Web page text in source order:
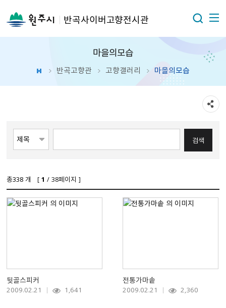
반곡사이버고향전시관
마을의모습
반곡고향관 고향갤러리 마을의모습
총338 개 [1 / 38페이지 ]
뒷골스피커
2009.02.21 1,641
전통가마솥
2009.02.21 2,360